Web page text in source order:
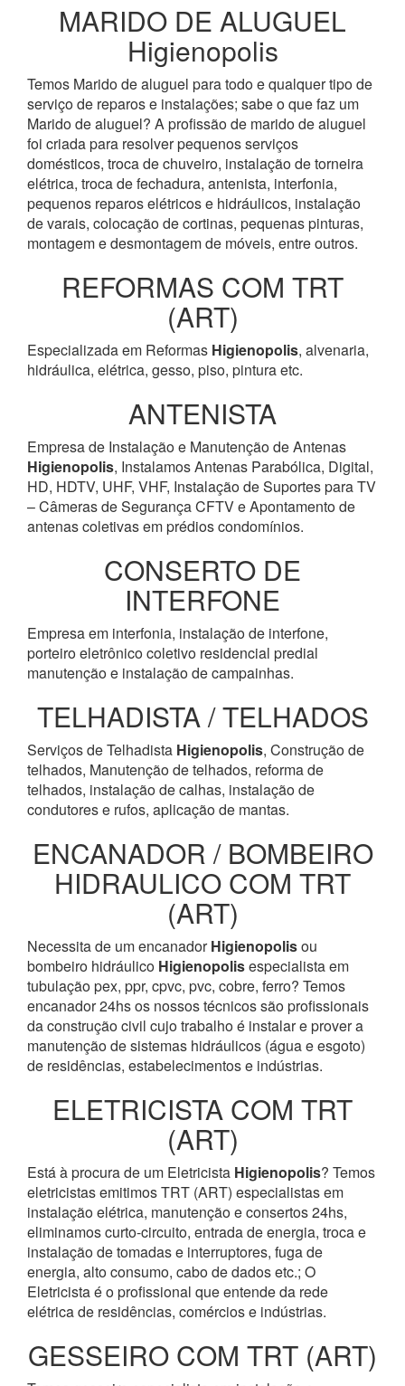
MARIDO DE ALUGUEL
Higienopolis
Temos Marido de aluguel para todo e qualquer tipo de
serviço de reparos e instalações; sabe o que faz um
Marido de aluguel? A profissão de marido de aluguel
foi criada para resolver pequenos serviços
domésticos, troca de chuveiro, instalação de torneira
elétrica, troca de fechadura, antenista, interfonia,
pequenos reparos elétricos e hidráulicos, instalação
de varais, colocação de cortinas, pequenas pinturas,
montagem e desmontagem de móveis, entre outros.
REFORMAS COM TRT
(ART)
Especializada em Reformas Higienopolis, alvenaria,
hidráulica, elétrica, gesso, piso, pintura etc.
ANTENISTA
Empresa de Instalação e Manutenção de Antenas
Higienopolis, Instalamos Antenas Parabólica, Digital,
HD, HDTV, UHF, VHF, Instalação de Suportes para TV
– Câmeras de Segurança CFTV e Apontamento de
antenas coletivas em prédios condomínios.
CONSERTO DE
INTERFONE
Empresa em interfonia, instalação de interfone,
porteiro eletrônico coletivo residencial predial
manutenção e instalação de campainhas.
TELHADISTA / TELHADOS
Serviços de Telhadista Higienopolis, Construção de
telhados, Manutenção de telhados, reforma de
telhados, instalação de calhas, instalação de
condutores e rufos, aplicação de mantas.
ENCANADOR / BOMBEIRO
HIDRAULICO COM TRT
(ART)
Necessita de um encanadorHigienopolisou
bombeiro hidráulico Higienopolisespecialista em
tubulação pex, ppr, cpvc, pvc, cobre, ferro? Temos
encanador 24hs os nossos técnicos são profissionais
da construção civil cujo trabalho é instalar e prover a
manutenção de sistemas hidráulicos (água e esgoto)
de residências, estabelecimentos e indústrias.
ELETRICISTA COM TRT
(ART)
Está à procura de um Eletricista Higienopolis? Temos
eletricistas emitimos TRT (ART) especialistas em
instalação elétrica, manutenção e consertos 24hs,
eliminamos curto-circuito, entrada de energia, troca e
instalação de tomadas e interruptores, fuga de
energia, alto consumo, cabo de dados etc.; O
Eletricista é o profissional que entende da rede
elétrica de residências, comércios e indústrias.
GESSEIRO COM TRT (ART)